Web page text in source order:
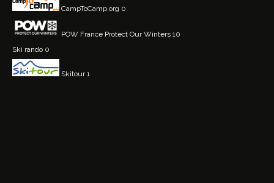
CampToCamp.org 0
POW France Protect Our Winters 10
Ski rando 0
Skitour1